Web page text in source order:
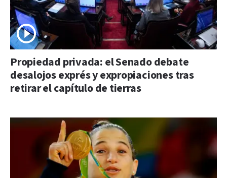
Propiedad privada: el Senado debate
desalojos exprés y expropiaciones tras
retirar el capítulo de tierras